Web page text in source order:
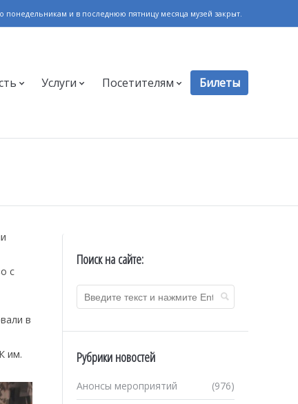
понедельникам и в последнюю пятницу месяца музей закрыт.
Услуги Посетителям Билеты
с
в
им.
Поиск на сайте:
Рубрики новостей
(976)
Анонсы мероприятий